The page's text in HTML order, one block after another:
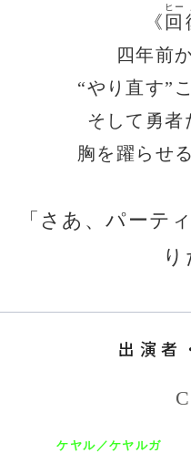
《 回
ヒー
四年前
“やり直す”
そして勇者
胸を躍らせ
「さあ、パーテ
り
出演者
ケヤル／ケヤルガ